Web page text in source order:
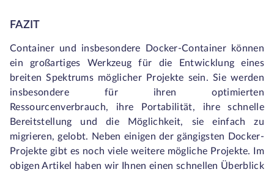
FAZIT
Container und insbesondere Docker-Container können
ein großartiges Werkzeug für die Entwicklung eines
breiten Spektrums möglicher Projekte sein. Sie werden
insbesondere für ihren optimierten
Ressourcenverbrauch, ihre Portabilität, ihre schnelle
Bereitstellung und die Möglichkeit, sie einfach zu
migrieren, gelobt. Neben einigen der gängigsten Docker-
Projekte gibt es noch viele weitere mögliche Projekte. Im
obigen Artikel haben wir Ihnen einen schnellen Überblick